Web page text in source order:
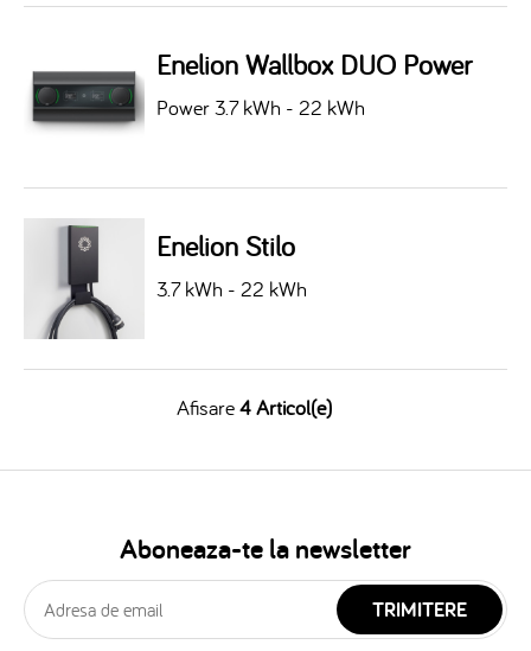
Enelion Wallbox DUO Power
Power 3.7 kWh - 22 kWh
Enelion Stilo
3.7 kWh - 22 kWh
Afisare4 Articol(e)
Aboneaza-te la newsletter
TRIMITERE